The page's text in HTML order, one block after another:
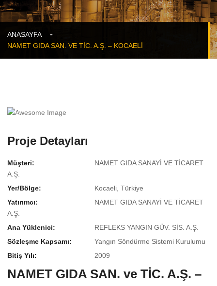
ANASAYFA
NAMET GIDA SAN. VE TİC. A.Ş. – KOCAELİ
Proje Detayları
Müşteri:
NAMET GIDA SANAYİ VE TİCARET
A.Ş.
Yer/Bölge:
Kocaeli, Türkiye
Yatırımcı:
NAMET GIDA SANAYİ VE TİCARET
A.Ş.
Ana Yüklenici:
REFLEKS YANGIN GÜV. SİS. A.Ş.
Sözleşme Kapsamı:
Yangın Söndürme Sistemi Kurulumu
Bitiş Yılı:
2009
NAMET GIDA SAN. ve TİC. A.Ş. –